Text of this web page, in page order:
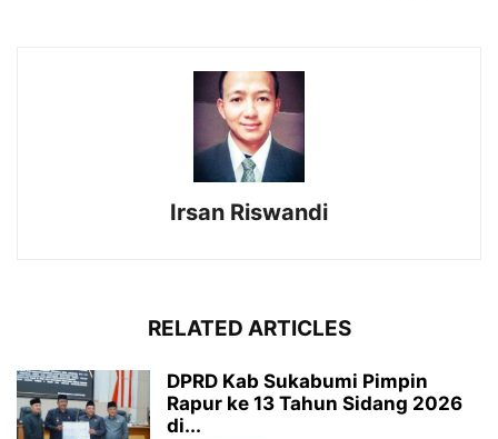
Irsan Riswandi
RELATED ARTICLES
DPRD Kab Sukabumi Pimpin
Rapur ke 13 Tahun Sidang 2026
di...